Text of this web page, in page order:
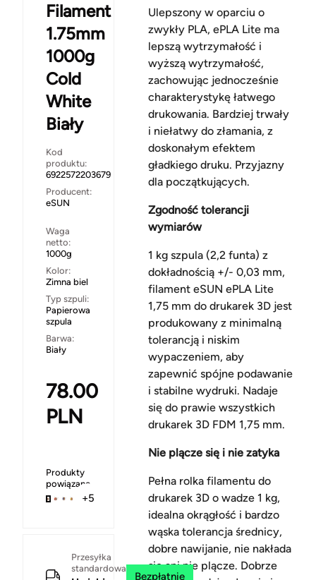
Filament
1.75mm
1000g
Cold
White
Biały
Kod
produktu:
6922572203679
Producent:
eSUN
Waga
netto:
1000g
Kolor:
Zimna biel
Typ szpuli:
Papierowa
szpula
Barwa:
Biały
78.00
PLN
Produkty
powiązane
+5
Przesyłka
standardowa
Bezpłatnie
Ulepszony w oparciu o
zwykły PLA, ePLA Lite ma
lepszą wytrzymałość i
wyższą wytrzymałość,
zachowując jednocześnie
charakterystykę łatwego
drukowania. Bardziej trwały
i niełatwy do złamania, z
doskonałym efektem
gładkiego druku. Przyjazny
dla początkujących.
Zgodność tolerancji
wymiarów
1 kg szpula (2,2 funta) z
dokładnością +/- 0,03 mm,
filament eSUN ePLA Lite
1,75 mm do drukarek 3D jest
produkowany z minimalną
tolerancją i niskim
wypaczeniem, aby
zapewnić spójne podawanie
i stabilne wydruki. Nadaje
się do prawie wszystkich
drukarek 3D FDM 1,75 mm.
Nie plącze się i nie zatyka
Pełna rolka filamentu do
drukarek 3D o wadze 1 kg,
idealna okrągłość i bardzo
wąska tolerancja średnicy,
dobre nawijanie, nie nakłada
się ani nie plącze. Dobrze